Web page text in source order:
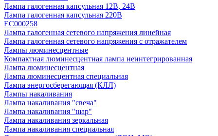
Лампа галогенная капсульная 12В, 24В
Лампа галогенная капсульная 220В
EC000258
Лампа галогенная сетевого напряжения линейная
Лампа галогенная сетевого напряжения с отражателем
Лампы люминесцентные
Компактная люминесцентная лампа неинтегрированная
Лампа люминесцентная
Лампа люминесцентная специальная
Лампа энергосберегающая (КЛЛ)
Лампы накаливания
Лампа накаливания "свеча"
Лампа накаливания "шар"
Лампа накаливания зеркальная
Лампа накаливания специальная